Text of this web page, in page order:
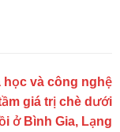
học và công nghệ
giá trị chè dưới
ở Bình Gia, Lạng